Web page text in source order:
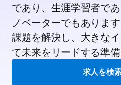
であり、生涯学習者で
ノベーターでもありま
課題を解決し、大きな
て未来をリードする準
求人を検